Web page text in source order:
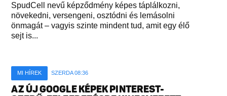
SpudCell nevű képződmény képes táplálkozni,
növekedni, versengeni, osztódni és lemásolni
önmagát – vagyis szinte mindent tud, amit egy élő
sejt is...
MI HÍREK SZERDA 08:36
AZ ÚJ GOOGLE KÉPEK PINTEREST-